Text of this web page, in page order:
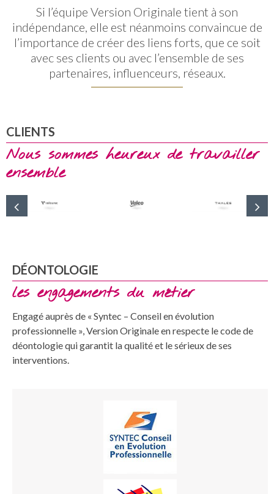
Si l’équipe Version Originale tient à son
indépendance, elle est néanmoins convaincue de
l’importance de créer des liens forts, que ce soit
avec ses clients ou avec l’ensemble de ses
partenaires, influenceurs, réseaux.
CLIENTS
Nous sommes heureux de travailler
ensemble
DÉONTOLOGIE
les engagements du métier
Engagé auprès de « Syntec – Conseil en évolution
professionnelle », Version Originale en respecte le code de
déontologie qui garantit la qualité et le sérieux de ses
interventions.